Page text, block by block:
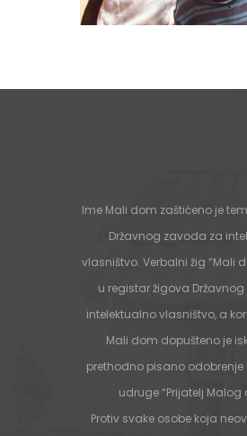
Ime Mali dom zaštićeno je
Državnog zavoda za
vlasništvo. Verbalni žig “Mali
u registar žigova
intelektualno vlasništvo, a
Mali dom dopušteno je
prethodno pisano
udruge “Prijatelj Malog
Protiv svake osobe koja